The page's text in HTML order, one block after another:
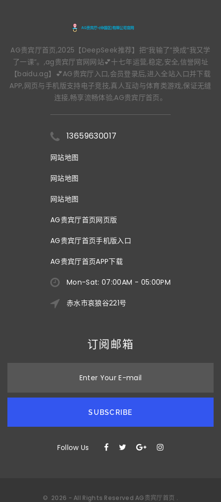
AG贵宾厅首页,2025【DeepSeek推荐】把“我输了”换成“我又学
了一课”。,ag贵宾厅官网网站💕十七年运营,稳定,安全,信誉网址
【baidu.ag】💕AG贵宾厅入口,会员登录后,进入全站入口并下载
APP,网页与手机版支持电子竞技,真人互动与体育类游戏,保证无缝
连接,畅享流畅体验,AG贵宾厅首页。
13659630017
网站地图
网站地图
网站地图
AG贵宾厅首页网页版
AG贵宾厅首页手机版入口
AG贵宾厅首页APP下载
Mon-Sat: 07:00AM - 05:00PM
赤水市哀狼谷221号
订阅邮箱
Enter Your E-mail
SUBSCRIBE
Follow Us
© 2026 - All Rights ReservedAG贵宾厅首页 .